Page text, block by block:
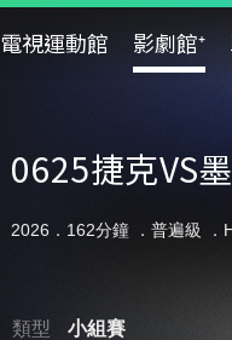
電視運動館 影劇館⁺
0625捷克VS
2026．162分鐘 ． 普遍級 ．
類型
小組賽